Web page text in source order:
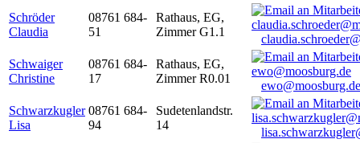
Schröder
Claudia
08761 684-
51
Rathaus, EG,
Zimmer G1.1
Schwaiger
Christine
08761 684-
17
Rathaus, EG,
Zimmer R0.01
ewo@moosburg.de
Schwarzkugler
Lisa
08761 684-
94
Sudetenlandstr.
14